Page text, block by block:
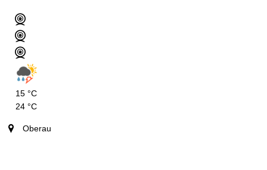
15 °C
24 °C
Oberau